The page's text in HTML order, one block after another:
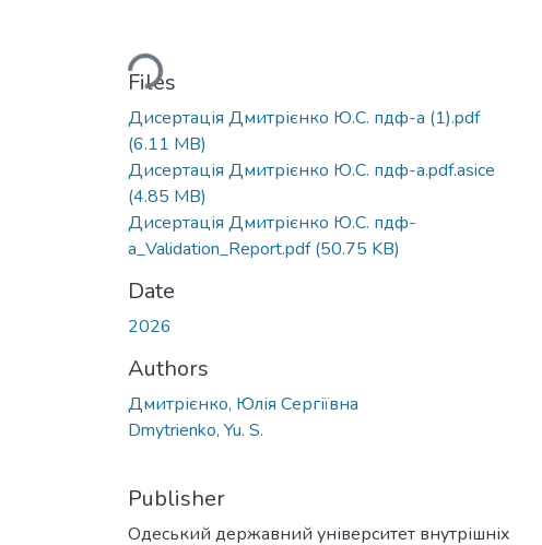
Loading...
Files
Дисертація Дмитрієнко Ю.С. пдф-а (1).pdf
(6.11 MB)
Дисертація Дмитрієнко Ю.С. пдф-а.pdf.asice
(4.85 MB)
Дисертація Дмитрієнко Ю.С. пдф-
а_Validation_Report.pdf(50.75 KB)
Date
2026
Authors
Дмитрієнко, Юлія Сергіївна
Dmytrienko, Yu. S.
Publisher
Одеський державний університет внутрішніх